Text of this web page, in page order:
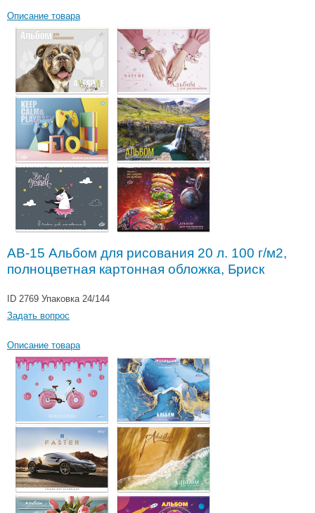
Описание товара
АВ-15 Альбом для рисования 20 л. 100 г/м2,
полноцветная картонная обложка, Бриск
ID 2769 Упаковка 24/144
Задать вопрос
Описание товара